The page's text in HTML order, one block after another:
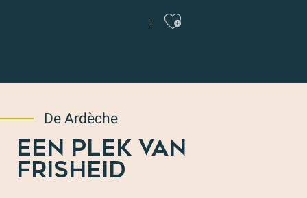
Ajouter
De Ardèche
EEN PLEK VAN
FRISHEID